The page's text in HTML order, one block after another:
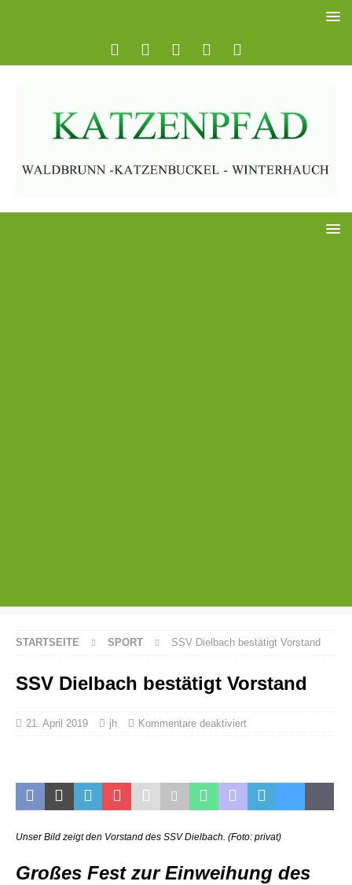
STARTSEITE SPORT SSV Dielbach bestätigt Vorstand
SSV Dielbach bestätigt Vorstand
21. April 2019 jh Kommentare deaktiviert
Unser Bild zeigt den Vorstand des SSV Dielbach. (Foto: privat)
Großes Fest zur Einweihung des